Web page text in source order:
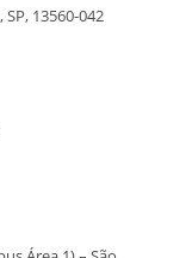
13560-042